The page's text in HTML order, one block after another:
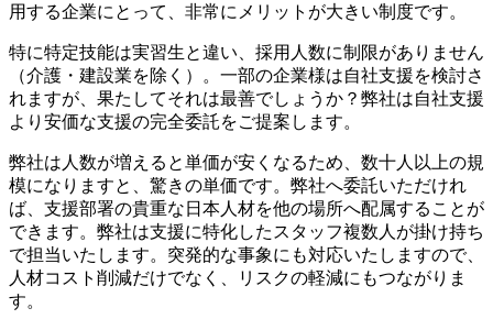
用する企業にとって、非常にメリットが大きい制度です。
特に特定技能は実習生と違い、採用人数に制限がありません
（介護・建設業を除く）。一部の企業様は自社支援を検討さ
れますが、果たしてそれは最善でしょうか？弊社は自社支援
より安価な支援の完全委託をご提案します。
弊社は人数が増えると単価が安くなるため、数十人以上の規
模になりますと、驚きの単価です。弊社へ委託いただけれ
ば、支援部署の貴重な日本人材を他の場所へ配属することが
できます。弊社は支援に特化したスタッフ複数人が掛け持ち
で担当いたします。突発的な事象にも対応いたしますので、
人材コスト削減だけでなく、リスクの軽減にもつながりま
す。